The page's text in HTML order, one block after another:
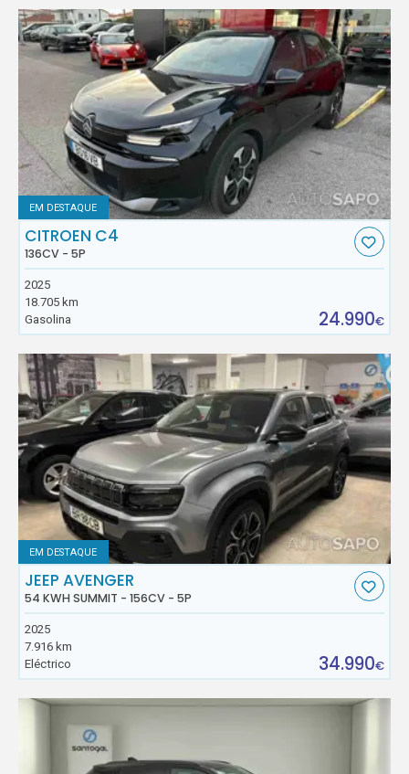
EM DESTAQUE
CITROEN C4
136CV - 5P
2025
18.705 km
Gasolina
24.990€
EM DESTAQUE
JEEP AVENGER
54 KWH SUMMIT - 156CV - 5P
2025
7.916 km
Eléctrico
34.990€